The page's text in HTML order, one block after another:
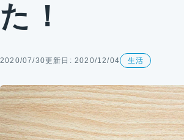
た！
2020/07/30更新日: 2020/12/04 生活